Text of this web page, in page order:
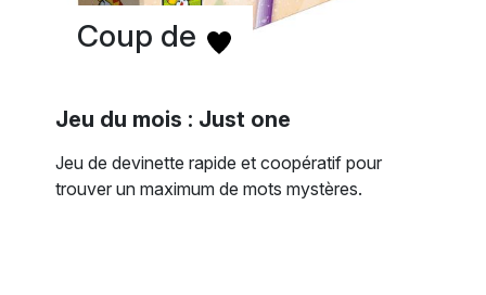
Coup de
Jeu du mois : Just one
Jeu de devinette rapide et coopératif pour
trouver un maximum de mots mystères.